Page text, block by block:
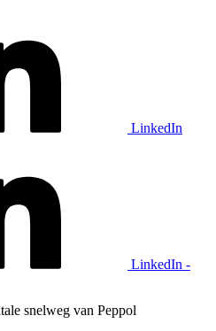
LinkedIn
LinkedIn -